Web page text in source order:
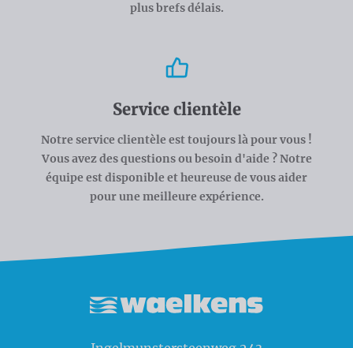
plus brefs délais.
Service clientèle
Notre service clientèle est toujours là pour vous !
Vous avez des questions ou besoin d'aide ? Notre
équipe est disponible et heureuse de vous aider
pour une meilleure expérience.